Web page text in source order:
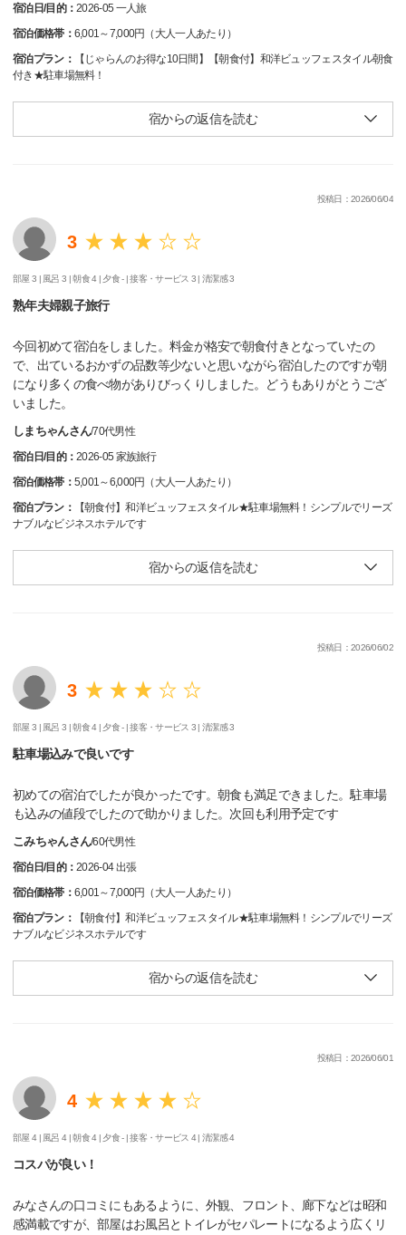
宿泊日/目的：2026-05 一人旅
宿泊価格帯： 6,001～7,000円（大人一人あたり）
宿泊プラン：
【じゃらんのお得な10日間】【朝食付】和洋ビュッフェスタイル朝食
付き★駐車場無料！
宿からの返信を読む
投稿日：2026/06/04
3
部屋 3 | 風呂 3 |朝食 4 | 夕食 - |接客・サービス 3 |清潔感 3
熟年夫婦親子旅行
今回初めて宿泊をしました。料金が格安で朝食付きとなっていたの
で、出ているおかずの品数等少ないと思いながら宿泊したのですが朝
になり多くの食べ物がありびっくりしました。どうもありがとうござ
いました。
しまちゃんさん/70代男性
宿泊日/目的：2026-05 家族旅行
宿泊価格帯： 5,001～6,000円（大人一人あたり）
宿泊プラン：
【朝食付】和洋ビュッフェスタイル★駐車場無料！シンプルでリーズ
ナブルなビジネスホテルです
宿からの返信を読む
投稿日：2026/06/02
3
部屋 3 | 風呂 3 |朝食 4 | 夕食 - |接客・サービス 3 |清潔感 3
駐車場込みで良いです
初めての宿泊でしたが良かったです。朝食も満足できました。駐車場
も込みの値段でしたので助かりました。次回も利用予定です
こみちゃんさん/60代男性
宿泊日/目的：2026-04 出張
宿泊価格帯： 6,001～7,000円（大人一人あたり）
宿泊プラン：
【朝食付】和洋ビュッフェスタイル★駐車場無料！シンプルでリーズ
ナブルなビジネスホテルです
宿からの返信を読む
投稿日：2026/06/01
4
部屋 4 | 風呂 4 |朝食 4 | 夕食 - |接客・サービス 4 |清潔感 4
コスパが良い！
みなさんの口コミにもあるように、外観、フロント、廊下などは昭和
感満載ですが、部屋はお風呂とトイレがセパレートになるよう広くリ